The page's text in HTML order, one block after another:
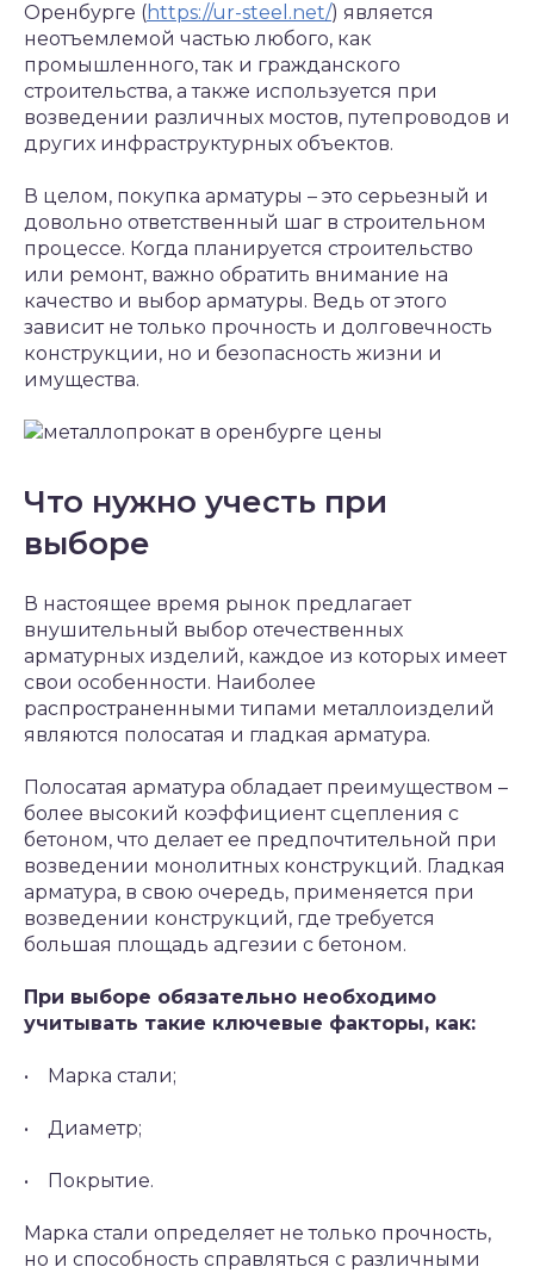
Оренбурге (https://ur-steel.net/) является
неотъемлемой частью любого, как
промышленного, так и гражданского
строительства, а также используется при
возведении различных мостов, путепроводов и
других инфраструктурных объектов.
В целом, покупка арматуры – это серьезный и
довольно ответственный шаг в строительном
процессе. Когда планируется строительство
или ремонт, важно обратить внимание на
качество и выбор арматуры. Ведь от этого
зависит не только прочность и долговечность
конструкции, но и безопасность жизни и
имущества.
Что нужно учесть при
выборе
В настоящее время рынок предлагает
внушительный выбор отечественных
арматурных изделий, каждое из которых имеет
свои особенности. Наиболее
распространенными типами металлоизделий
являются полосатая и гладкая арматура.
Полосатая арматура обладает преимуществом –
более высокий коэффициент сцепления с
бетоном, что делает ее предпочтительной при
возведении монолитных конструкций. Гладкая
арматура, в свою очередь, применяется при
возведении конструкций, где требуется
большая площадь адгезии с бетоном.
При выборе обязательно необходимо
учитывать такие ключевые факторы, как:
• Марка стали;
• Диаметр;
• Покрытие.
Марка стали определяет не только прочность,
но и способность справляться с различными